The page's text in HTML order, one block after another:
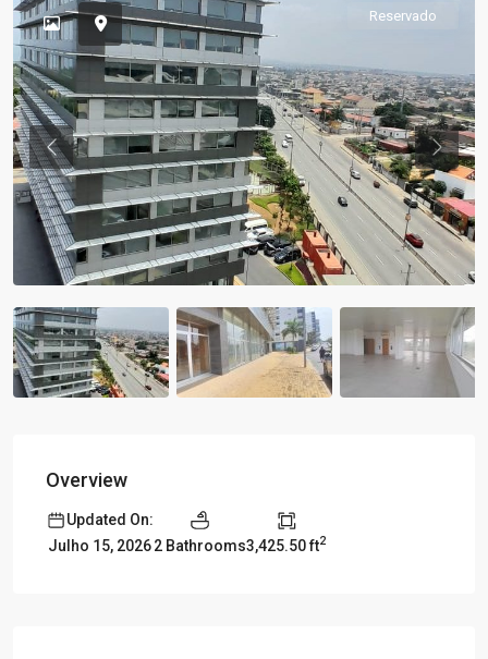
Reservado
Previous
Overview
Updated On:
Julho 15, 20262 Bathrooms3,425.50 ft2